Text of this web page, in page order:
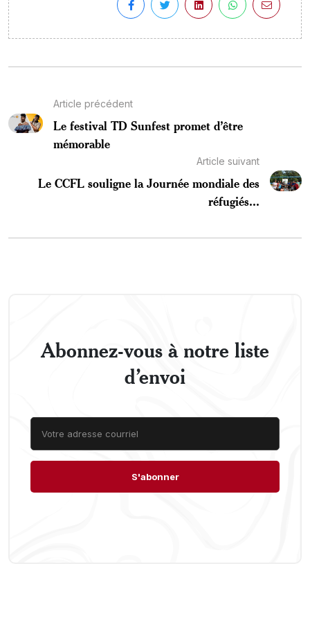
Article précédent
Le festival TD Sunfest promet d’être
mémorable
Article suivant
Le CCFL souligne la Journée mondiale des
réfugiés...
Abonnez-vous à notre liste
d’envoi